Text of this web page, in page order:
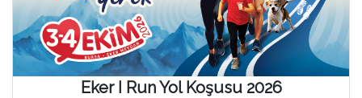
Eker I Run Yol Koşusu 2026